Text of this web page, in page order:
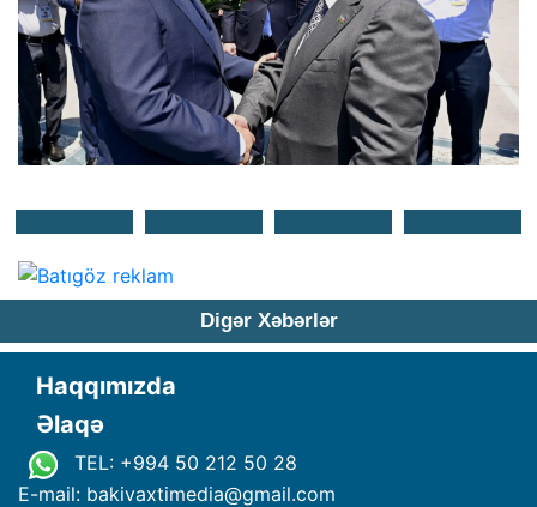
Digər Xəbərlər
Haqqımızda
Əlaqə
TEL: +994 50 212 50 28
E-mail: bakivaxtimedia@gmail.com